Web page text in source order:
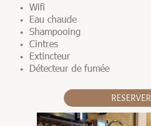
Wifi
Eau chaude
Shampooing
Cintres
Extincteur
Détecteur de fumée
RESERVER